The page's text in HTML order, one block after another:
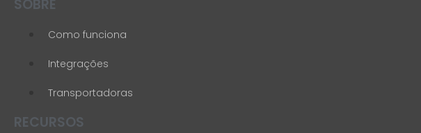
SOBRE
Como funciona
Integrações
Transportadoras
RECURSOS